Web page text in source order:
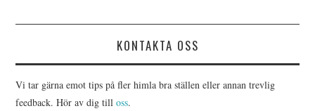
KONTAKTA OSS
Vi tar gärna emot tips på fler himla bra ställen eller annan trevlig
feedback. Hör av dig tilloss.